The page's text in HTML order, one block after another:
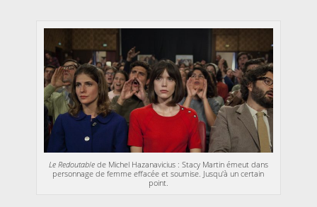
Le Redoutablede Michel Hazanavicius : Stacy Martin émeut dans
personnage de femme effacée et soumise. Jusqu'à un certain
point.